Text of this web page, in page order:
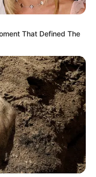
That Defined The